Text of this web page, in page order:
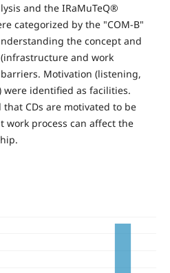
and the IRaMuTeQ®
categorized by the "COM-B"
the concept and
and work
Motivation (listening,
identified as facilities.
CDs are motivated to be
process can affect the